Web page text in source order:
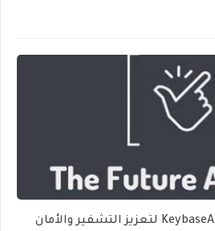
زووم تقوم بشراء شركة KeybaseA لتعزيز التشفير والأمان